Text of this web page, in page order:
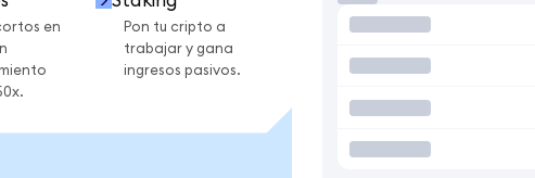
en
Pon tu cripto a
trabajar y gana
ingresos pasivos.